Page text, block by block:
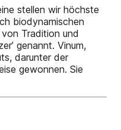
stellen wir höchste
biodynamischen
Tradition und
genannt. Vinum,
darunter der
gewonnen. Sie